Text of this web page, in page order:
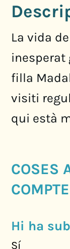
La vida
inesperat
filla
visiti
qui està
COSES
COMPTE
Hi ha
Sí